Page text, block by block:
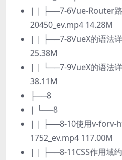
| | ├──7-6Vue-Router
20450_ev.mp4 14.28M
| | ├──7-8VueX的语法
25.38M
| | └──7-9VueX的语法
38.11M
├──8
| └──8
| | ├──8-10使用v-forv-
1752_ev.mp4 117.00M
| | ├──8-11CSS作用域